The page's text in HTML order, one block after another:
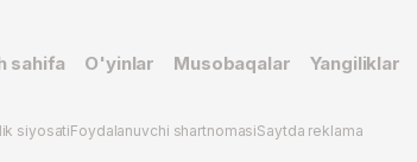
sahifa O'yinlar Musobaqalar Yangiliklar
siyosatiFoydalanuvchi shartnomasiSaytda reklama